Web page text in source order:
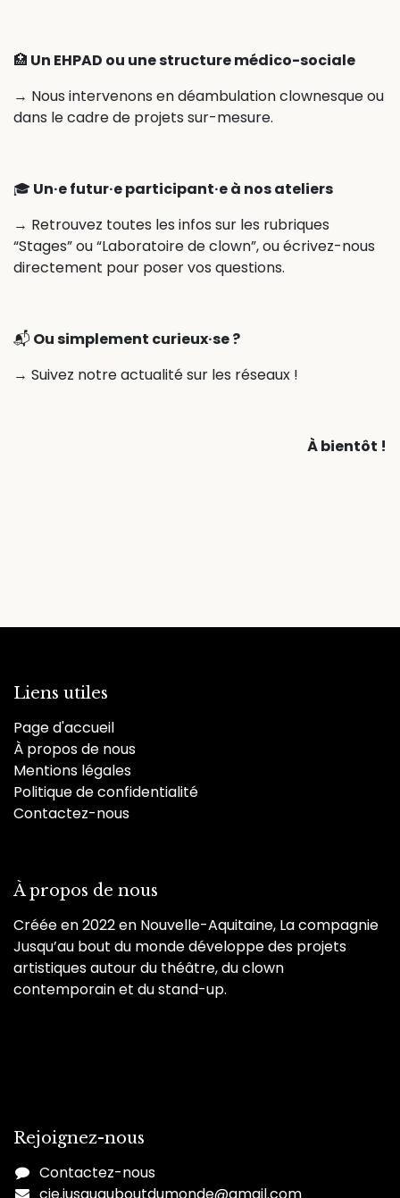
🏥 Un EHPAD ou une structure médico-sociale
→ Nous intervenons en déambulation clownesque ou
dans le cadre de projets sur-mesure.
🎓 Un·e futur·e participant·e à nos ateliers
→ Retrouvez toutes les infos sur les rubriques
“Stages” ou “Laboratoire de clown”, ou écrivez-nous
directement pour poser vos questions.
📬 Ou simplement curieux·se ?
→ Suivez notre actualité sur les réseaux !
À bientôt !
Liens utiles
Page d'accueil
À propos de nous
Mentions légales
Politique de confidentialité
Contactez-nous
À propos de nous
Créée en 2022 en Nouvelle-Aquitaine, La compagnie
Jusqu’au bout du monde développe des projets
artistiques autour du théâtre, du clown
contemporain et du stand-up.
Rejoignez-nous
Contactez-nous